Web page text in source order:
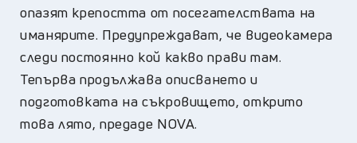
опазят крепостта от посегателствата на
иманярите. Предупреждават, че видеокамера
следи постоянно кой какво прави там.
Тепърва продължава описването и
подготовката на съкровището, открито
това лято, предаде NOVA.